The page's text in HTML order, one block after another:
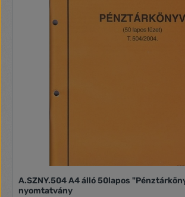
A.SZNY.504 A4 álló 50lapos
nyomtatvány